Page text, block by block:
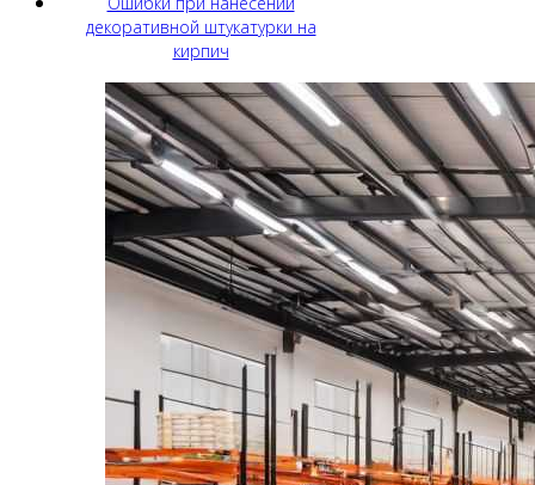
декоративной штукатурки на
кирпич